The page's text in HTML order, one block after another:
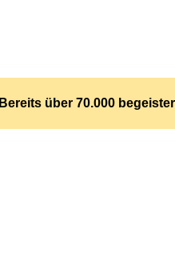
Bereits über 70.000